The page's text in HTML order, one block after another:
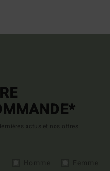
actus et nos offres